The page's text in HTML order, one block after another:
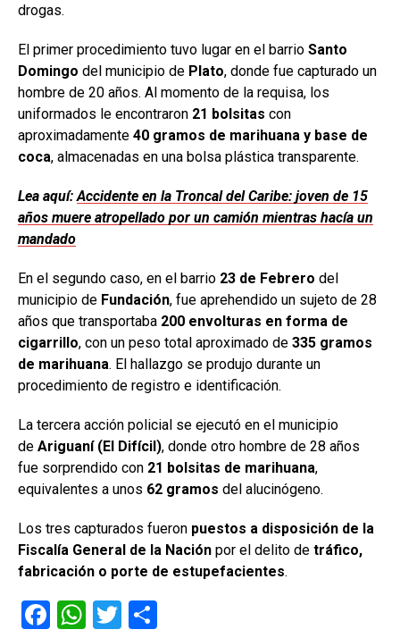
drogas.
El primer procedimiento tuvo lugar en el barrio Santo
Domingo del municipio de Plato, donde fue capturado un
hombre de 20 años. Al momento de la requisa, los
uniformados le encontraron 21 bolsitas con
aproximadamente 40 gramos de marihuana y base de
coca, almacenadas en una bolsa plástica transparente.
Lea aquí:Accidente en la Troncal del Caribe: joven de 15
años muere atropellado por un camión mientras hacía un
mandado
En el segundo caso, en el barrio 23 de Febrero del
municipio de Fundación, fue aprehendido un sujeto de 28
años que transportaba 200 envolturas en forma de
cigarrillo, con un peso total aproximado de 335 gramos
de marihuana. El hallazgo se produjo durante un
procedimiento de registro e identificación.
La tercera acción policial se ejecutó en el municipio
de Ariguaní (El Difícil), donde otro hombre de 28 años
fue sorprendido con 21 bolsitas de marihuana,
equivalentes a unos 62 gramos del alucinógeno.
Los tres capturados fueron puestos a disposición de la
Fiscalía General de la Nación por el delito de tráfico,
fabricación o porte de estupefacientes.
F
W T